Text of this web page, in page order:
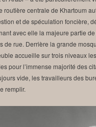
routière centrale de Khartoum
et de spéculation foncière,
avec elle la majeure partie
de rue. Derrière la grande
accueille sur trois niveaux
pour l’immense majorité des
vide, les travailleurs des
remplir.